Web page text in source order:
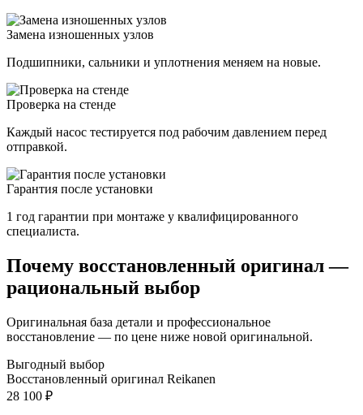
Замена изношенных узлов
Подшипники, сальники и уплотнения меняем на новые.
Проверка на стенде
Каждый насос тестируется под рабочим давлением перед
отправкой.
Гарантия после установки
1 год гарантии при монтаже у квалифицированного
специалиста.
Почему восстановленный оригинал —
рациональный выбор
Оригинальная база детали и профессиональное
восстановление — по цене ниже новой оригинальной.
Выгодный выбор
Восстановленный оригинал Reikanen
28 100 ₽